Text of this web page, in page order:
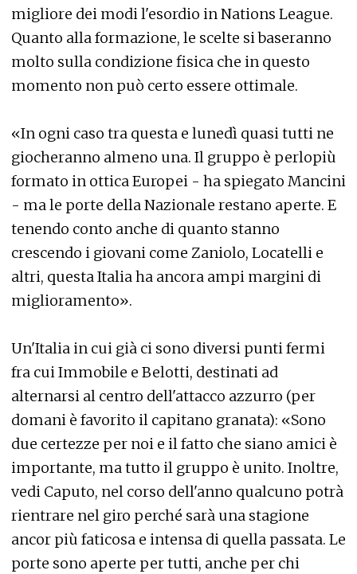
migliore dei modi l'esordio in Nations League.
Quanto alla formazione, le scelte si baseranno
molto sulla condizione fisica che in questo
momento non può certo essere ottimale.
«In ogni caso tra questa e lunedì quasi tutti ne
giocheranno almeno una. Il gruppo è perlopiù
formato in ottica Europei - ha spiegato Mancini
- ma le porte della Nazionale restano aperte. E
tenendo conto anche di quanto stanno
crescendo i giovani come Zaniolo, Locatelli e
altri, questa Italia ha ancora ampi margini di
miglioramento».
Un'Italia in cui già ci sono diversi punti fermi
fra cui Immobile e Belotti, destinati ad
alternarsi al centro dell'attacco azzurro (per
domani è favorito il capitano granata): «Sono
due certezze per noi e il fatto che siano amici è
importante, ma tutto il gruppo è unito. Inoltre,
vedi Caputo, nel corso dell'anno qualcuno potrà
rientrare nel giro perché sarà una stagione
ancor più faticosa e intensa di quella passata. Le
porte sono aperte per tutti, anche per chi